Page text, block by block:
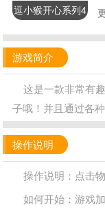
逗小猴开心系列4
游戏简介
这是一款非常有
子哦！并且通过各
操作说明
操作说明：点击
如何开始：游戏